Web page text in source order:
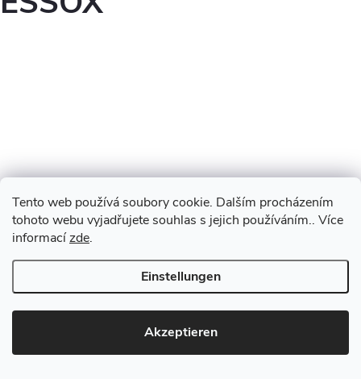
Tento web používá soubory cookie. Dalším procházením
tohoto webu vyjadřujete souhlas s jejich používáním.. Více
informacízde.
Einstellungen
Akzeptieren